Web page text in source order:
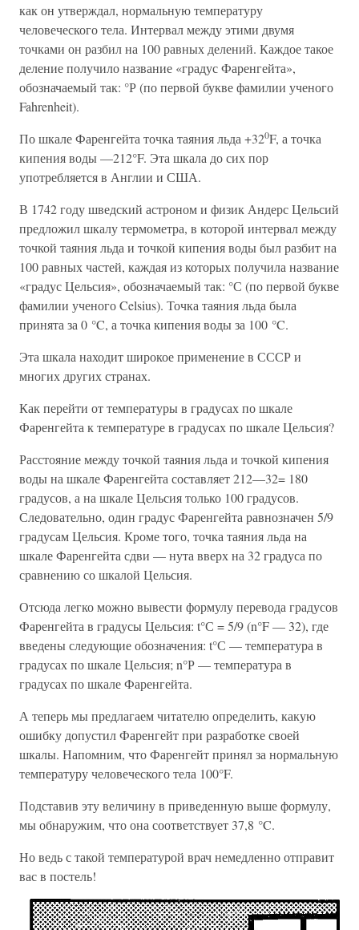
как он утверждал, нормальную температуру
человеческого тела. Интервал между этими двумя
точками он разбил на 100 равных делений. Каждое такое
деление получило название «градус Фаренгейта»,
обозначаемый так: °Р (по первой букве фамилии ученого
Fahrenheit).
По шкале Фаренгейта точка таяния льда +320F, а точка
кипения воды —212°F. Эта шкала до сих пор
употребляется в Англии и США.
В 1742 году шведский астроном и физик Андерс Цельсий
предложил шкалу термометра, в которой интервал между
точкой таяния льда и точкой кипения воды был разбит на
100 равных частей, каждая из которых получила название
«градус Цельсия», обозначаемый так: °С (по первой букве
фамилии ученого Celsius). Точка таяния льда была
принята за 0 °C, а точка кипения воды за 100 °C.
Эта шкала находит широкое применение в СССР и
многих других странах.
Как перейти от температуры в градусах по шкале
Фаренгейта к температуре в градусах по шкале Цельсия?
Расстояние между точкой таяния льда и точкой кипения
воды на шкале Фаренгейта составляет 212—32= 180
градусов, а на шкале Цельсия только 100 градусов.
Следовательно, один градус Фаренгейта равнозначен 5/9
градусам Цельсия. Кроме того, точка таяния льда на
шкале Фаренгейта сдви — нута вверх на 32 градуса по
сравнению со шкалой Цельсия.
Отсюда легко можно вывести формулу перевода градусов
Фаренгейта в градусы Цельсия: t°С = 5/9 (n°F — 32), где
введены следующие обозначения: t°С — температура в
градусах по шкале Цельсия; n°Р — температура в
градусах по шкале Фаренгейта.
А теперь мы предлагаем читателю определить, какую
ошибку допустил Фаренгейт при разработке своей
шкалы. Напомним, что Фаренгейт принял за нормальную
температуру человеческого тела 100°F.
Подставив эту величину в приведенную выше формулу,
мы обнаружим, что она соответствует 37,8 °C.
Но ведь с такой температурой врач немедленно отправит
вас в постель!